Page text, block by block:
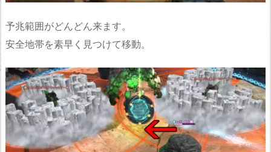
予兆範囲がどんどん来ます。
安全地帯を素早く見つけて移動。